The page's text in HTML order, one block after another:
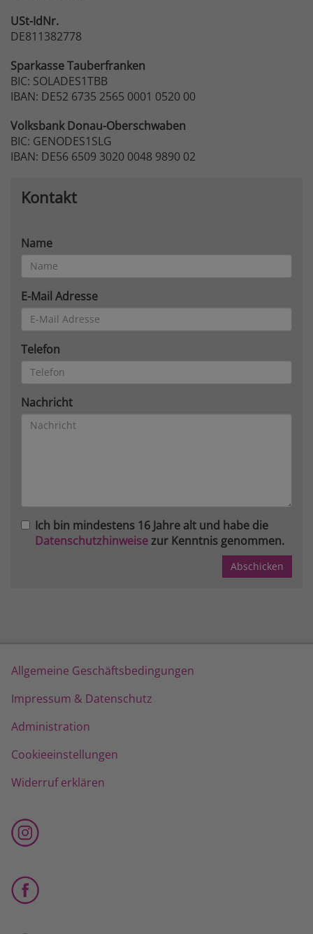
USt-IdNr.
DE811382778
SparkasseTauberfranken
BIC: SOLADES1TBB
IBAN: DE52 6735 2565 0001 0520 00
VolksbankDonau-Oberschwaben
BIC: GENODES1SLG
IBAN: DE56 6509 3020 0048 9890 02
Kontakt
Name
E-Mail Adresse
Telefon
Nachricht
Ich bin mindestens 16 Jahre alt und habe die
Datenschutzhinweisezur Kenntnis genommen.
Allgemeine Geschäftsbedingungen
Impressum & Datenschutz
Administration
Cookieeinstellungen
Widerruf erklären